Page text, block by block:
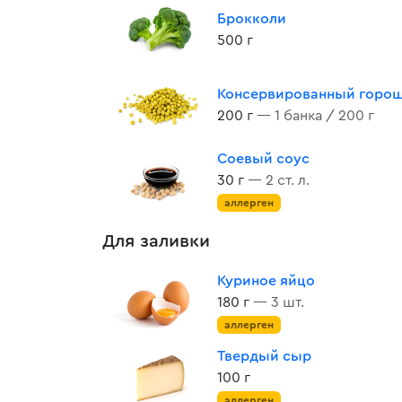
Брокколи
500 г
Консервированный
200 г — 1 банка / 200 г
Соевый соус
30 г — 2 ст. л.
аллерген
Для заливки
Куриное яйцо
180 г — 3 шт.
аллерген
Твердый сыр
100 г